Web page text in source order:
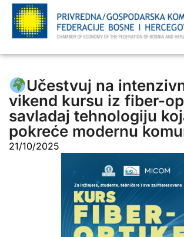
Učestvuj na
vikend kursu iz fiber-
savladaj tehnologiju
pokreće modernu
21/10/2025